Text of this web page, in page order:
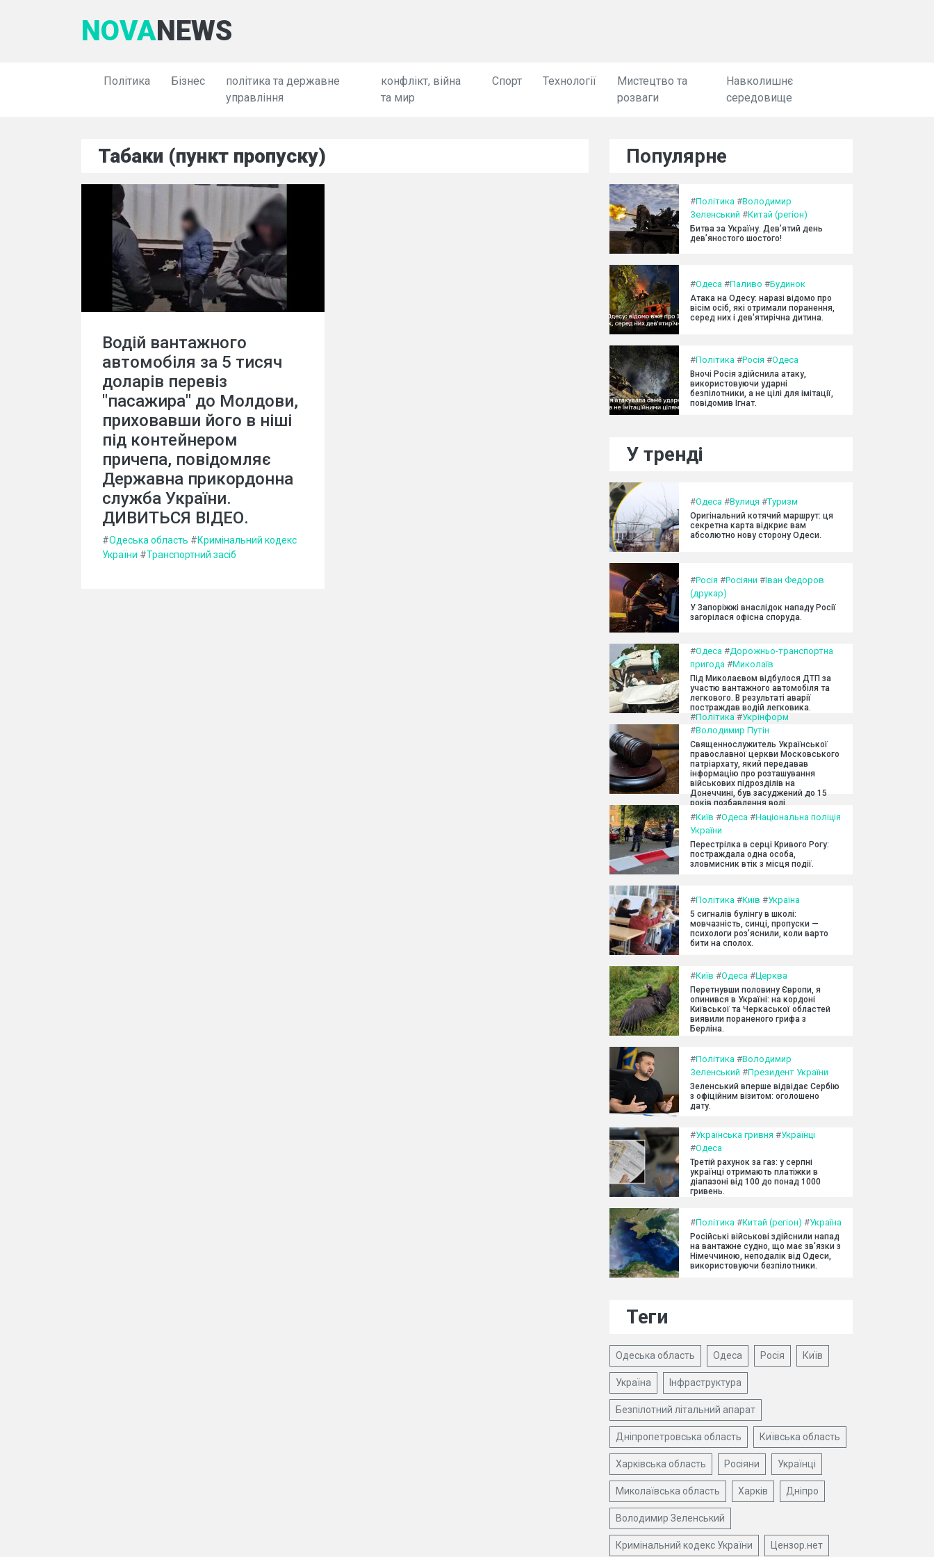
NOVANEWS
Політика Бізнес
політика та державне
управління
конфлікт, війна
та мир
Спорт Технології
Мистецтво та
розваги
Навколишнє
середовище
Табаки (пункт пропуску)
Водій вантажного
автомобіля за 5 тисяч
доларів перевіз
"пасажира" до Молдови,
приховавши його в ніші
під контейнером
причепа, повідомляє
Державна прикордонна
служба України.
ДИВИТЬСЯ ВІДЕО.
#Одеська область #Кримінальний кодекс
України #Транспортний засіб
Популярне
#Політика #Володимир
Зеленський #Китай (регіон)
Битва за Україну. Дев’ятий день
дев’яностого шостого!
#Одеса #Паливо #Будинок
Атака на Одесу: наразі відомо про
вісім осіб, які отримали поранення,
серед них і дев'ятирічна дитина.
#Політика #Росія #Одеса
Вночі Росія здійснила атаку,
використовуючи ударні
безпілотники, а не цілі для імітації,
повідомив Ігнат.
У тренді
#Одеса #Вулиця #Туризм
Оригінальний котячий маршрут: ця
секретна карта відкриє вам
абсолютно нову сторону Одеси.
#Росія #Росіяни #Іван Федоров
(друкар)
У Запоріжжі внаслідок нападу Росії
загорілася офісна споруда.
#Одеса #Дорожньо-транспортна
пригода #Миколаїв
Під Миколаєвом відбулося ДТП за
участю вантажного автомобіля та
легкового. В результаті аварії
постраждав водій легковика.
#Політика #Укрінформ
#Володимир Путін
Священнослужитель Української
православної церкви Московського
патріархату, який передавав
інформацію про розташування
військових підрозділів на
Донеччині, був засуджений до 15
років позбавлення волі.
#Київ #Одеса #Національна поліція
України
Перестрілка в серці Кривого Рогу:
постраждала одна особа,
зловмисник втік з місця події.
#Політика #Київ #Україна
5 сигналів булінгу в школі:
мовчазність, синці, пропуски —
психологи роз’яснили, коли варто
бити на сполох.
#Київ #Одеса #Церква
Перетнувши половину Європи, я
опинився в Україні: на кордоні
Київської та Черкаської областей
виявили пораненого грифа з
Берліна.
#Політика #Володимир
Зеленський #Президент України
Зеленський вперше відвідає Сербію
з офіційним візитом: оголошено
дату.
#Українська гривня #Українці
#Одеса
Третій рахунок за газ: у серпні
українці отримають платіжки в
діапазоні від 100 до понад 1000
гривень.
#Політика #Китай (регіон) #Україна
Російські військові здійснили напад
на вантажне судно, що має зв'язки з
Німеччиною, неподалік від Одеси,
використовуючи безпілотники.
Теги
Одеська область Одеса Росія Київ
Україна Інфраструктура
Безпілотний літальний апарат
Дніпропетровська область Київська область
Харківська область Росіяни Українці
Миколаївська область Харків Дніпро
Володимир Зеленський
Кримінальний кодекс України Цензор.нет